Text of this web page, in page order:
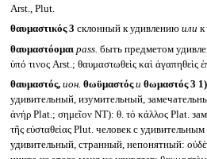
Arst., Plut.
θαυμαστικός 3 склонный к удивлению или к
θαυμαστόομαι pass. быть предметом
ὑπό τινος Arst.; θαυμαστωθεὶς καὶ ἀγαπηθεὶς
θαυμαστός, ион. θωϋμαστόςи θωμαστός 3 1)
удивительный, изумительный,
ἀνήρ Plat.; σημεῖον NT): θ. τό κάλλος Plat.
τῆς εὐσταθείας Plut. человек с
удивительный, странный, непонятный: